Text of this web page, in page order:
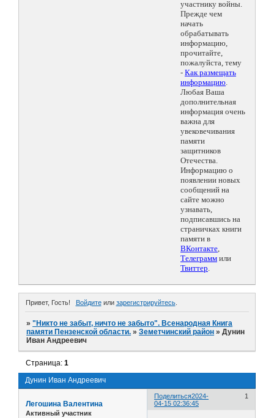
участнику войны.
Прежде чем
начать
обрабатывать
информацию,
прочитайте,
пожалуйста, тему
- Как размещать
информацию.
Любая Ваша
дополнительная
информация очень
важна для
увековечивания
памяти
защитников
Отечества.
Информацию о
появлении новых
сообщений на
сайте можно
узнавать,
подписавшись на
страничках книги
памяти в
ВКонтакте,
Телеграмм или
Твиттер.
Привет, Гость! Войдитеили зарегистрируйтесь.
»"Никто не забыт, ничто не забыто". Всенародная Книга
памяти Пензенской области. »Земетчинский район »Дунин
Иван Андреевич
Дунин Иван Андреевич
Страница:1
Поделиться 1
2024-
04-15 02:36:45
Легошина Валентина
Активный участник